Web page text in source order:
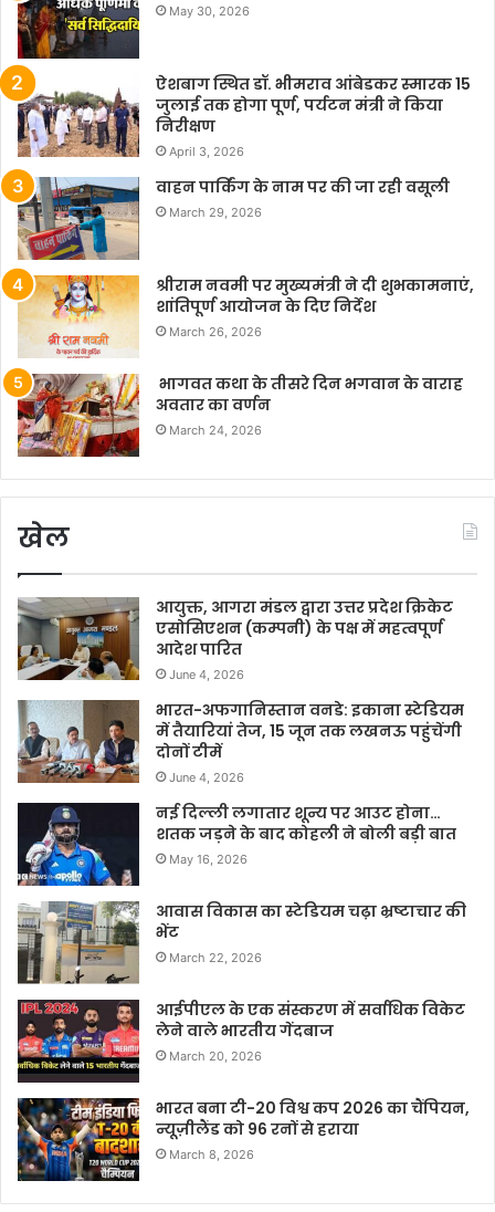
May 30, 2026
ऐशबाग स्थित डॉ. भीमराव आंबेडकर स्मारक 15
जुलाई तक होगा पूर्ण, पर्यटन मंत्री ने किया
निरीक्षण
April 3, 2026
वाहन पार्किंग के नाम पर की जा रही वसूली
March 29, 2026
श्रीराम नवमी पर मुख्यमंत्री ने दी शुभकामनाएं,
शांतिपूर्ण आयोजन के दिए निर्देश
March 26, 2026
भागवत कथा के तीसरे दिन भगवान के वाराह
अवतार का वर्णन
March 24, 2026
खेल
आयुक्त, आगरा मंडल द्वारा उत्तर प्रदेश क्रिकेट
एसोसिएशन (कम्पनी) के पक्ष में महत्वपूर्ण
आदेश पारित
June 4, 2026
भारत-अफगानिस्तान वनडे: इकाना स्टेडियम
में तैयारियां तेज, 15 जून तक लखनऊ पहुंचेंगी
दोनों टीमें
June 4, 2026
नई दिल्ली लगातार शून्य पर आउट होना…
शतक जड़ने के बाद कोहली ने बोली बड़ी बात
May 16, 2026
आवास विकास का स्टेडियम चढ़ा भ्रष्टाचार की
भेंट
March 22, 2026
आईपीएल के एक संस्करण में सर्वाधिक विकेट
लेने वाले भारतीय गेंदबाज
March 20, 2026
भारत बना टी-20 विश्व कप 2026 का चैंपियन,
न्यूज़ीलैंड को 96 रनों से हराया
March 8, 2026